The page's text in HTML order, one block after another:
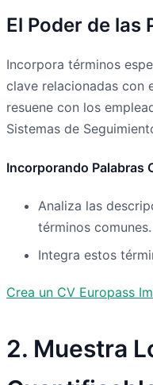
El Poder de las
Incorpora términos
clave relacionadas con
resuene con los
Sistemas de
Incorporando Palabras
Analiza las
términos comunes.
Integra estos
Crea un CV Europass
2. Muestra